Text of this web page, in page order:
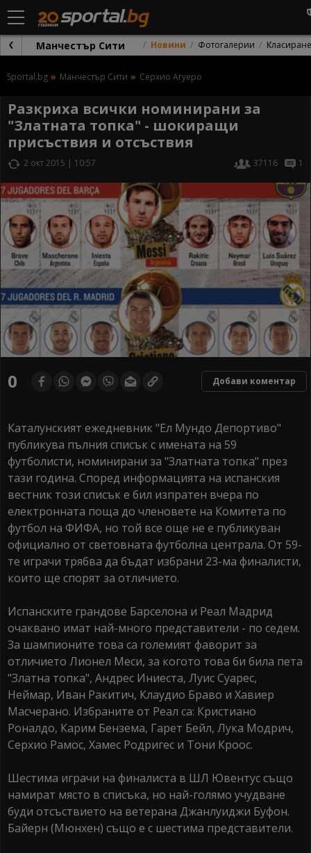
Манчестър Сити Новини Фотогалерии Класиране
Sportal.bg Манчестър Сити Серхио Агуеро
Разкриха всички номинирани за
"Златната топка" - шокиращи
присъствия и отсъствия
2 окт 2015 | 10:57 37116 1
0 Добави коментар
Каталунският ежедневник "Ел Мундо Депортиво"
публикува пълния списък с имената на 59
футболисти, номинирани за "Златната топка" през
тази година. Според информацията на испанския
вестник този списък е бил изпратен вчера по
електронната поща до членовете на Комитета по
футбол на ФИФА, но той все още не е публикуван
официално от световната футболна централа. От 59-
те играчи трябва да бъдат избрани 23-ма финалисти,
които ще спорят за отличието.
Испанските грандове Барселона и Реал Мадрид
очаквано имат най-много представители - по седем.
За шампионите това са големият фаворит за
отличието Лионел Меси, за когото това би била пета
"Златна топка", Андрес Иниеста, Луис Суарес,
Неймар, Иван Ракитич, Клаудио Браво и Хавиер
Масчерано. Избраните от Реал са: Кристиано
Роналдо, Карим Бензема, Гарет Бейл, Лука Модрич,
Серхио Рамос, Хамес Родригес и Тони Кроос.
Шестима играчи на финалиста в ШЛ Ювентус също
намират място в списъка, но най-голямо учудване
буди отсъствието на ветерана Джанлуиджи Буфон.
Байерн (Мюнхен) също е с шестима представители.